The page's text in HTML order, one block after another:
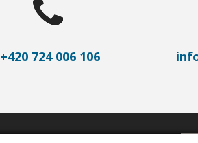
+420 724 006 106